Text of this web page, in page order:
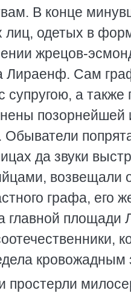
В конце
одетых в
жрецов-
Лираенф. Сам
супругою, а
позорнейшей
Обыватели
да звуки
возвещали
графа,
главной
простерли